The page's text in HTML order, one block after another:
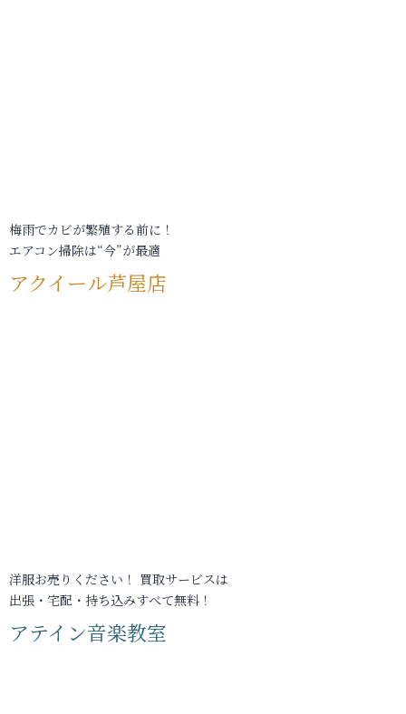
梅雨でカビが繁殖する前に！
エアコン掃除は“今”が最適
アクイール芦屋店
洋服お売りください！ 買取サービスは
出張・宅配・持ち込みすべて無料！
アテイン音楽教室